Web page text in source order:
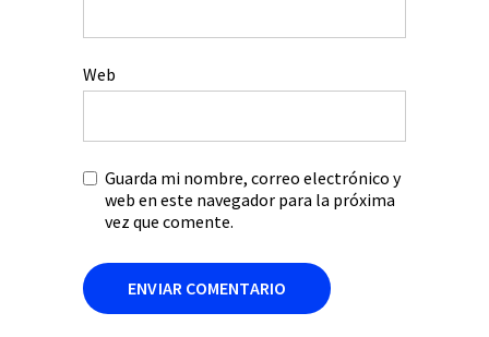
Web
Guarda mi nombre, correo electrónico y
web en este navegador para la próxima
vez que comente.